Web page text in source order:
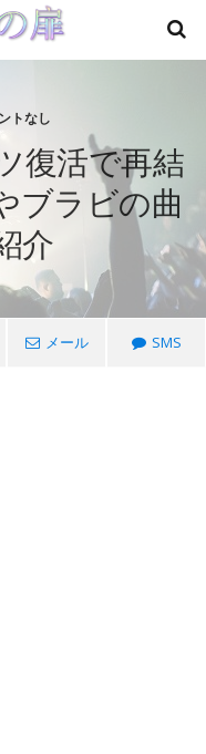
トなし
復活で再結
ブラビの曲
介
メール SMS